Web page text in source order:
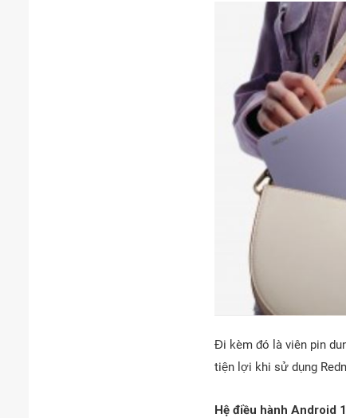
Đi kèm đó là viên pin
tiện lợi khi sử dụng
Hệ điều hành Android